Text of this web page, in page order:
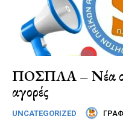
ΠΟΣΠΛΑ – Νέα
αγορές
UNCATEGORIZED